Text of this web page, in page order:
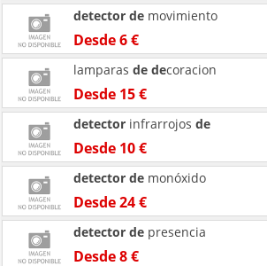
Desde 6 €
detector de movimiento
Desde 15 €
lamparas de decoracion
Desde 10 €
detector infrarrojos de
Desde 24 €
detector de monóxido
Desde 8 €
detector de presencia